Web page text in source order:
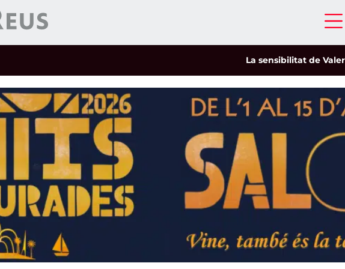
La sensibilitat de Valeria